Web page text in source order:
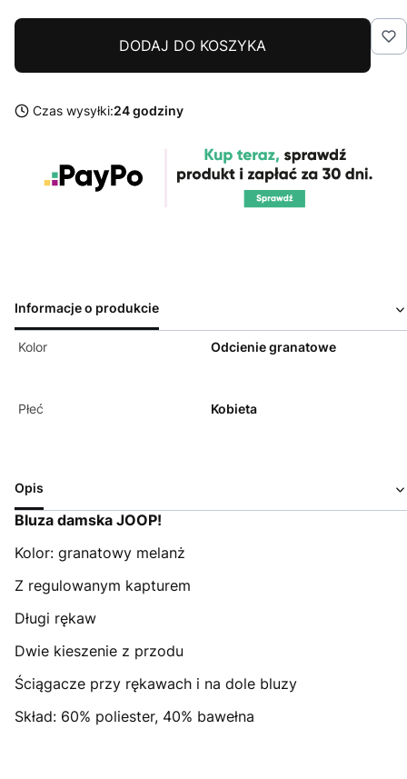
DODAJ DO KOSZYKA
Czas wysyłki:24 godziny
Informacje o produkcie
Kolor Odcienie granatowe
Płeć Kobieta
Opis
Bluza damska JOOP!
Kolor: granatowy melanż
Z regulowanym kapturem
Długi rękaw
Dwie kieszenie z przodu
Ściągacze przy rękawach i na dole bluzy
Skład: 60% poliester, 40% bawełna